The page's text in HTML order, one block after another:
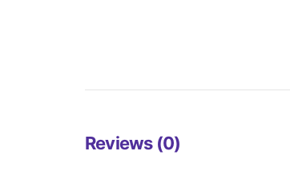
Reviews (0)